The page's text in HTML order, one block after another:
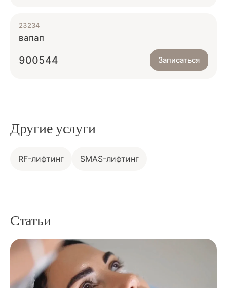
23234
вапап
900544 Записаться
Другие услуги
RF-лифтинг SMAS-лифтинг
Статьи